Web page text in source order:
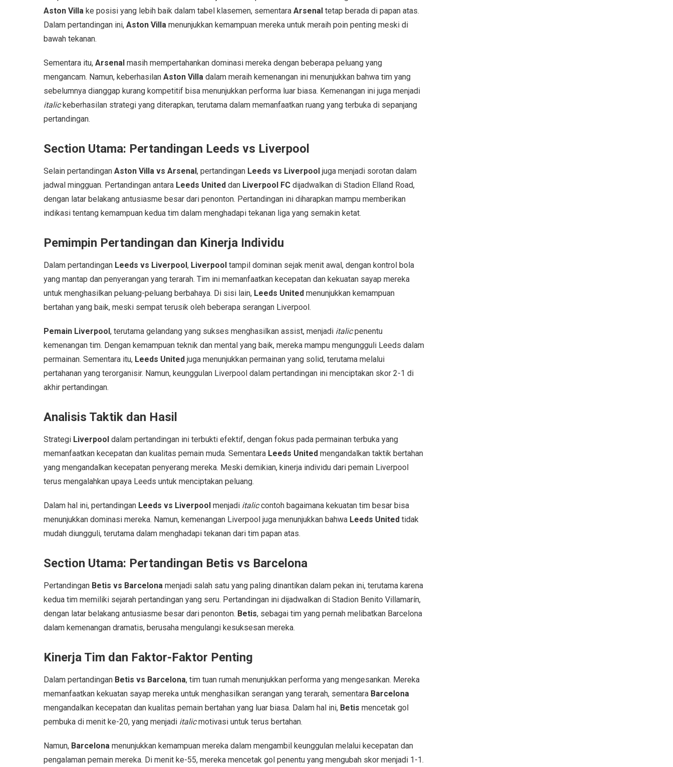
Aston Villa ke posisi yang lebih baik dalam tabel klasemen, sementara Arsenal tetap berada di papan atas.
Dalam pertandingan ini, Aston Villa menunjukkan kemampuan mereka untuk meraih poin penting meski di
bawah tekanan.
Sementara itu, Arsenal masih mempertahankan dominasi mereka dengan beberapa peluang yang
mengancam. Namun, keberhasilan Aston Villa dalam meraih kemenangan ini menunjukkan bahwa tim yang
sebelumnya dianggap kurang kompetitif bisa menunjukkan performa luar biasa. Kemenangan ini juga menjadi
italickeberhasilan strategi yang diterapkan, terutama dalam memanfaatkan ruang yang terbuka di sepanjang
pertandingan.
Section Utama: Pertandingan Leeds vs Liverpool
Selain pertandingan Aston Villa vs Arsenal, pertandingan Leeds vs Liverpool juga menjadi sorotan dalam
jadwal mingguan. Pertandingan antara Leeds United dan Liverpool FC dijadwalkan di Stadion Elland Road,
dengan latar belakang antusiasme besar dari penonton. Pertandingan ini diharapkan mampu memberikan
indikasi tentang kemampuan kedua tim dalam menghadapi tekanan liga yang semakin ketat.
Pemimpin Pertandingan dan Kinerja Individu
Dalam pertandingan Leeds vs Liverpool, Liverpool tampil dominan sejak menit awal, dengan kontrol bola
yang mantap dan penyerangan yang terarah. Tim ini memanfaatkan kecepatan dan kekuatan sayap mereka
untuk menghasilkan peluang-peluang berbahaya. Di sisi lain, Leeds United menunjukkan kemampuan
bertahan yang baik, meski sempat terusik oleh beberapa serangan Liverpool.
Pemain Liverpool, terutama gelandang yang sukses menghasilkan assist, menjadi italicpenentu
kemenangan tim. Dengan kemampuan teknik dan mental yang baik, mereka mampu mengungguli Leeds dalam
permainan. Sementara itu, Leeds United juga menunjukkan permainan yang solid, terutama melalui
pertahanan yang terorganisir. Namun, keunggulan Liverpool dalam pertandingan ini menciptakan skor 2-1 di
akhir pertandingan.
Analisis Taktik dan Hasil
Strategi Liverpool dalam pertandingan ini terbukti efektif, dengan fokus pada permainan terbuka yang
memanfaatkan kecepatan dan kualitas pemain muda. Sementara Leeds United mengandalkan taktik bertahan
yang mengandalkan kecepatan penyerang mereka. Meski demikian, kinerja individu dari pemain Liverpool
terus mengalahkan upaya Leeds untuk menciptakan peluang.
Dalam hal ini, pertandingan Leeds vs Liverpool menjadi italiccontoh bagaimana kekuatan tim besar bisa
menunjukkan dominasi mereka. Namun, kemenangan Liverpool juga menunjukkan bahwa Leeds United tidak
mudah diungguli, terutama dalam menghadapi tekanan dari tim papan atas.
Section Utama: Pertandingan Betis vs Barcelona
Pertandingan Betis vs Barcelona menjadi salah satu yang paling dinantikan dalam pekan ini, terutama karena
kedua tim memiliki sejarah pertandingan yang seru. Pertandingan ini dijadwalkan di Stadion Benito Villamarín,
dengan latar belakang antusiasme besar dari penonton. Betis, sebagai tim yang pernah melibatkan Barcelona
dalam kemenangan dramatis, berusaha mengulangi kesuksesan mereka.
Kinerja Tim dan Faktor-Faktor Penting
Dalam pertandingan Betis vs Barcelona, tim tuan rumah menunjukkan performa yang mengesankan. Mereka
memanfaatkan kekuatan sayap mereka untuk menghasilkan serangan yang terarah, sementara Barcelona
mengandalkan kecepatan dan kualitas pemain bertahan yang luar biasa. Dalam hal ini, Betis mencetak gol
pembuka di menit ke-20, yang menjadi italicmotivasi untuk terus bertahan.
Namun, Barcelona menunjukkan kemampuan mereka dalam mengambil keunggulan melalui kecepatan dan
pengalaman pemain mereka. Di menit ke-55, mereka mencetak gol penentu yang mengubah skor menjadi 1-1.